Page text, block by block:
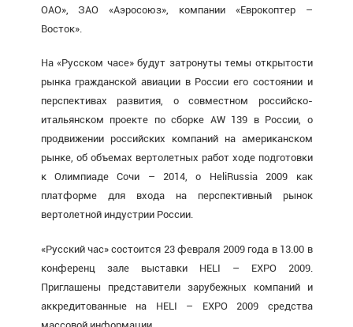
ОАО», ЗАО «Аэросоюз», компании «Еврокоптер –
Восток».
На «Русском часе» будут затронуты темы открытости
рынка гражданской авиации в России его состоянии и
перспективах развития, о совместном российско-
итальянском проекте по сборке AW 139 в России, о
продвижении российских компаний на американском
рынке, об объемах вертолетных работ ходе подготовки
к Олимпиаде Сочи – 2014, о HeliRussia 2009 как
платформе для входа на перспективный рынок
вертолетной индустрии России.
«Русский час» состоится 23 февраля 2009 года в 13.00 в
конференц зале выставки HELI – EXPO 2009.
Приглашены представители зарубежных компаний и
аккредитованные на HELI – EXPO 2009 средства